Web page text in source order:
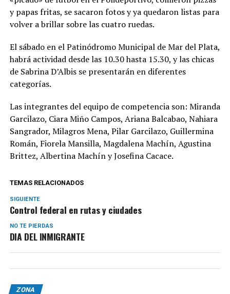
y papas fritas, se sacaron fotos y ya quedaron listas para
volver a brillar sobre las cuatro ruedas.
El sábado en el Patinódromo Municipal de Mar del Plata,
habrá actividad desde las 10.30 hasta 15.30, y las chicas
de Sabrina D’Albis se presentarán en diferentes
categorías.
Las integrantes del equipo de competencia son: Miranda
Garcilazo, Ciara Miño Campos, Ariana Balcabao, Nahiara
Sangrador, Milagros Mena, Pilar Garcilazo, Guillermina
Román, Fiorela Mansilla, Magdalena Machín, Agustina
Brittez, Albertina Machín y Josefina Cacace.
TEMAS RELACIONADOS
SIGUIENTE
Control federal en rutas y ciudades
NO TE PIERDAS
DIA DEL INMIGRANTE
ZONA